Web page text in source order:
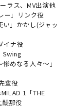
ラス、MV出演他
」リンク役
」かかし(ジャッ
イナ役
めなる人々～」
輩役
1「THE
那役